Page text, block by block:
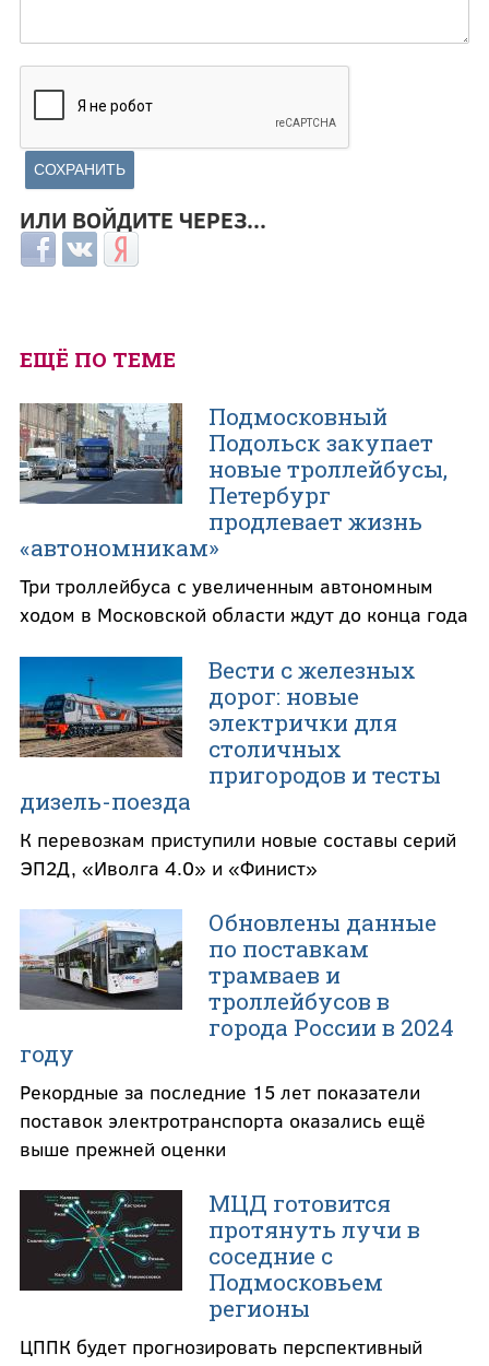
ИЛИ ВОЙДИТЕ ЧЕРЕЗ...
Login with Facebook
Login with ВКонтакте
Login with Яндекс
ЕЩЁ ПО ТЕМЕ
Подмосковный
Подольск закупает
новые троллейбусы,
Петербург
продлевает жизнь
«автономникам»
Три троллейбуса с увеличенным автономным
ходом в Московской области ждут до конца года
Вести с железных
дорог: новые
электрички для
столичных
пригородов и тесты
дизель-поезда
К перевозкам приступили новые составы серий
ЭП2Д, «Иволга 4.0» и «Финист»
Обновлены данные
по поставкам
трамваев и
троллейбусов в
города России в 2024
году
Рекордные за последние 15 лет показатели
поставок электротранспорта оказались ещё
выше прежней оценки
МЦД готовится
протянуть лучи в
соседние с
Подмосковьем
регионы
ЦППК будет прогнозировать перспективный